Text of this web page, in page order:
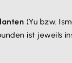
(Yu bzw.
ist jeweils